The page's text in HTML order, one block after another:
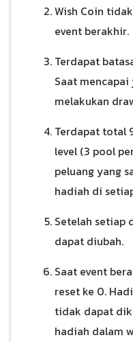
Wish Coin
event berakhir.
Terdapat
Saat
melakukan
Terdapat total
level (3 pool
peluang yang
hadiah di
Setelah setiap
dapat diubah.
Saat event
reset ke 0.
tidak dapat
hadiah dalam